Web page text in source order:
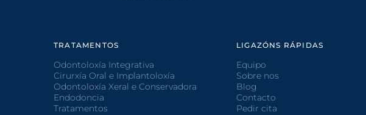
TRATAMENTOS
Odontoloxía Integrativa
Cirurxía Oral e Implantoloxía
Odontoloxía Xeral e Conservadora
Endodoncia
Tratamentos
LIGAZÓNS RÁPIDAS
Equipo
Sobre nos
Blog
Contacto
Pedir cita